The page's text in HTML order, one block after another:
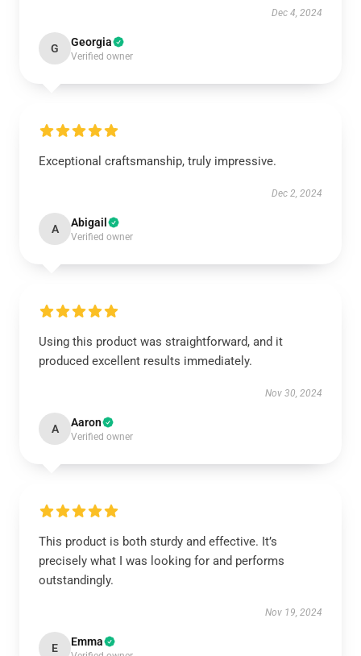
Dec 4, 2024
G Georgia
Verified owner
Exceptional craftsmanship, truly impressive.
Dec 2, 2024
A Abigail
Verified owner
Using this product was straightforward, and it
produced excellent results immediately.
Nov 30, 2024
A Aaron
Verified owner
This product is both sturdy and effective. It’s
precisely what I was looking for and performs
outstandingly.
Nov 19, 2024
E Emma